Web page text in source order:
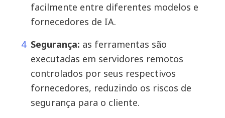
facilmente entre diferentes modelos e
fornecedores de IA.
Segurança: as ferramentas são
executadas em servidores remotos
controlados por seus respectivos
fornecedores, reduzindo os riscos de
segurança para o cliente.